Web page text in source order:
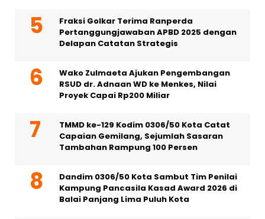
Fraksi Golkar Terima Ranperda
Pertanggungjawaban APBD 2025 dengan
Delapan Catatan Strategis
Wako Zulmaeta Ajukan Pengembangan
RSUD dr. Adnaan WD ke Menkes, Nilai
Proyek Capai Rp200 Miliar
TMMD ke-129 Kodim 0306/50 Kota Catat
Capaian Gemilang, Sejumlah Sasaran
Tambahan Rampung 100 Persen
Dandim 0306/50 Kota Sambut Tim Penilai
Kampung Pancasila Kasad Award 2026 di
Balai Panjang Lima Puluh Kota